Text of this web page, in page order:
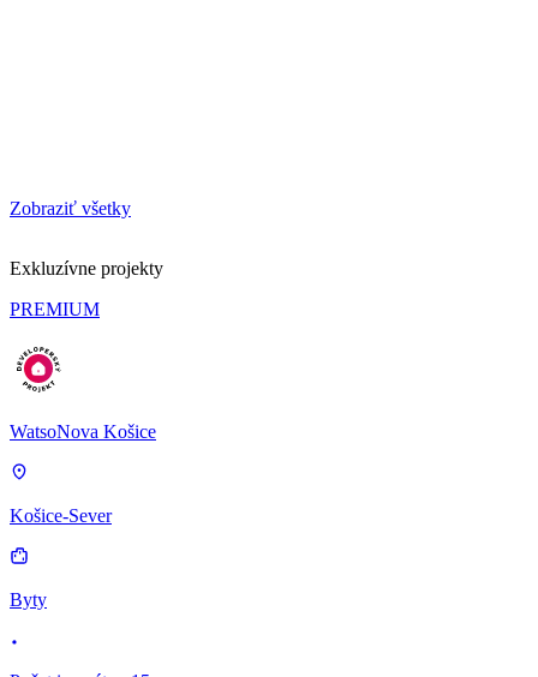
Zobraziť všetky
Exkluzívne projekty
PREMIUM
WatsoNova Košice
Košice-Sever
Byty